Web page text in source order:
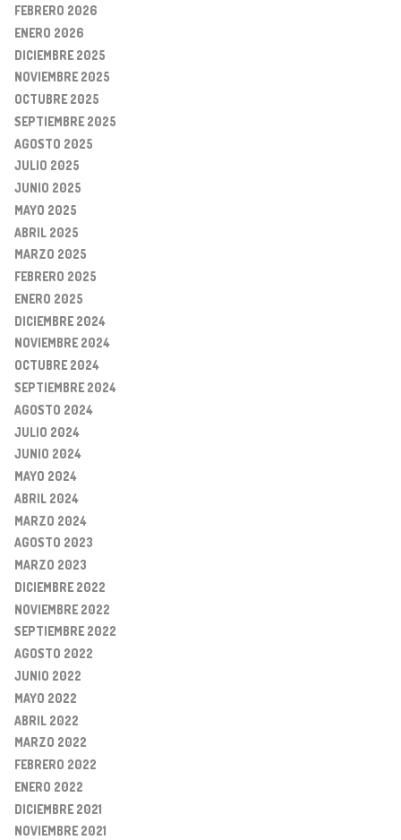
FEBRERO 2026
ENERO 2026
DICIEMBRE 2025
NOVIEMBRE 2025
OCTUBRE 2025
SEPTIEMBRE 2025
AGOSTO 2025
JULIO 2025
JUNIO 2025
MAYO 2025
ABRIL 2025
MARZO 2025
FEBRERO 2025
ENERO 2025
DICIEMBRE 2024
NOVIEMBRE 2024
OCTUBRE 2024
SEPTIEMBRE 2024
AGOSTO 2024
JULIO 2024
JUNIO 2024
MAYO 2024
ABRIL 2024
MARZO 2024
AGOSTO 2023
MARZO 2023
DICIEMBRE 2022
NOVIEMBRE 2022
SEPTIEMBRE 2022
AGOSTO 2022
JUNIO 2022
MAYO 2022
ABRIL 2022
MARZO 2022
FEBRERO 2022
ENERO 2022
DICIEMBRE 2021
NOVIEMBRE 2021